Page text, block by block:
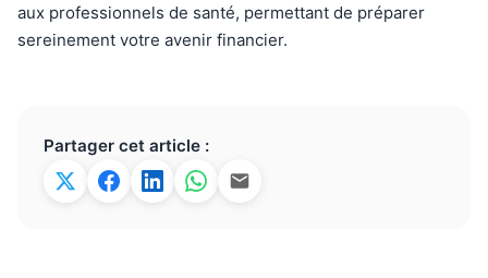
aux professionnels de santé, permettant de préparer
sereinement votre avenir financier.
Partager cet article :